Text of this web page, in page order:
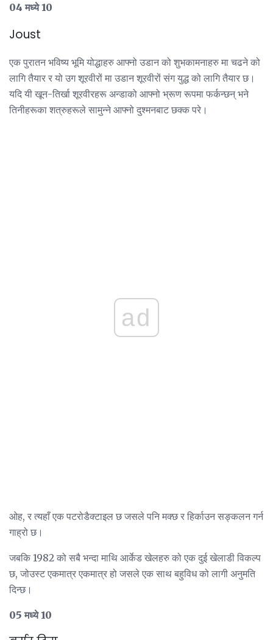
04 मध्ये 10
Joust
एक पुरातन भविष्य भूमि योद्धाहरु आफ्नो उडान को शुभकामनाहरु मा चढने को
लागि तैयार र यो उग शूरवीरों मा उडान शूरवीरों संग युद्ध को लागि तैयार छ।
यदि यी खून-तिर्खा शूरवीरहरू अन्डाको आफ्नो भ्रूण रूपमा फर्कन्छन् भने
तिनीहरूका शत्रुहरूले सामुन्ने आफ्नो दुश्मनबाट छक्क परे।
ad
ओह, र त्यहाँ एक पटरोडैक्टाइल छ जसले पनि मक्छ र हिर्काउन सङ्कलन गर्न
गाह्रो छ।
जबकि 1982 को सबै भन्दा माथि आर्केड खेलहरु को एक दुई खेलाडी विकल्प
छ, जोउस्ट एकमात्र एकमात्र हो जसले एक साथ बहुविध को लागी अनुमति
दिन्छ।
05 मध्ये 10